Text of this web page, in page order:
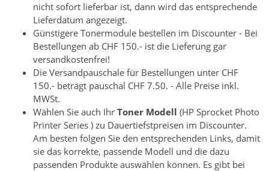
nicht sofort lieferbar ist, dann wird das entsprechende
Lieferdatum angezeigt.
Günstigere Tonermodule bestellen im Discounter - Bei
Bestellungen ab CHF 150.- ist die Lieferung gar
versandkostenfrei!
Die Versandpauschale für Bestellungen unter CHF
150.- beträgt pauschal CHF 7.50. - Alle Preise inkl.
MWSt.
Wählen Sie auch Ihr Toner Modell (HP Sprocket Photo
Printer Series ) zu Dauertiefstpreisen im Discounter.
Am besten folgen Sie den entsprechenden Links, damit
sie das korrekte, passende Modell und die dazu
passenden Produkte auswählen können. Es gibt bei